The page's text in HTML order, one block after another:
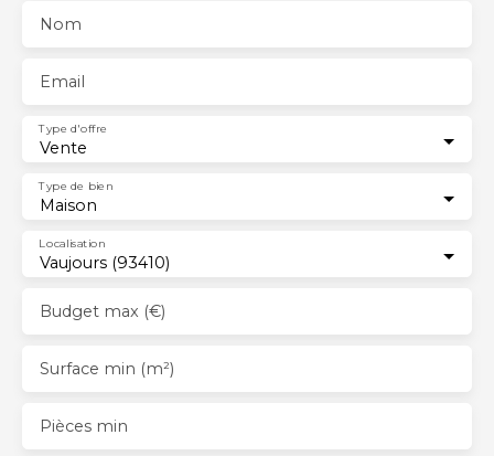
Nom
Email
Vente
Type d'offre
Maison
Type de bien
Vaujours (93410)
Localisation
Budget max (€)
Surface min (m²)
Pièces min